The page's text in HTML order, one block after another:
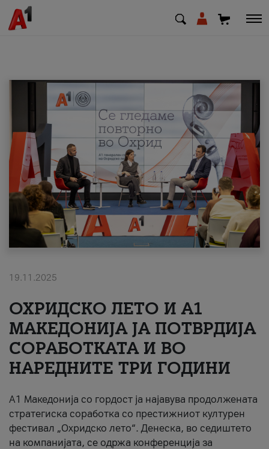
МК SQ
Приватни Деловни
Поддршка
Надополни кредит
#ПодобарОнлајн
19.11.2025
ОХРИДСКО ЛЕТО И A1
МАКЕДОНИЈА ЈА ПОТВРДИЈА
СОРАБОТКАТА И ВО
НАРЕДНИТЕ ТРИ ГОДИНИ
A1 Македонија со гордост ја најавува продолжената
стратегиска соработка со престижниот културен
фестивал „Охридско лето“. Денеска, во седиштето
на компанијата, се одржа конференција за